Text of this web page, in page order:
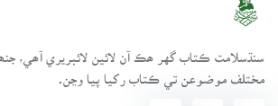
مختلف موضوعن تي ڪتاب رکيا پيا وڃن.